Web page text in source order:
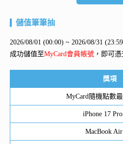
儲值筆筆抽
2026/08/01 (00:00) ~ 2026/08/31
成功儲值至MyCard會員帳號 ，即可
獎項
MyCard隨機點數
iPhone 17
MacBook